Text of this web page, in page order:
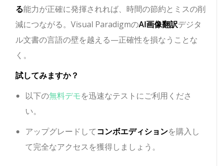
る能力が正確に発揮されれば、時間の節約とミスの削
減につながる。Visual ParadigmのAI画像翻訳デジタ
ル文書の言語の壁を越える—正確性を損なうことな
く。
試してみますか？
以下の無料デモを迅速なテストにご利用くださ
い。
アップグレードしてコンボエディションを購入し
て完全なアクセスを獲得しましょう。